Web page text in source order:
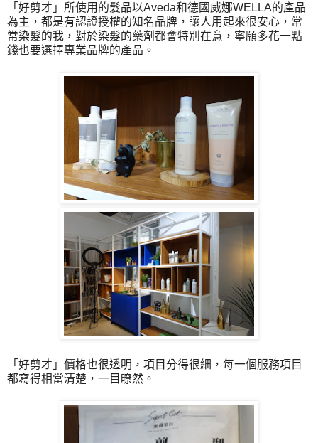
「 好剪才 」所使用的髮品以Aveda和德國威娜WELLA的產品
為主，都是有認證授權的知名品牌，讓人用起來很安心，常
常染髮的我，對於染髮的藥劑都會特別在意，寧願多花一點
錢也要選擇專業品牌的產品。
「 好剪才 」 價格也很透明，項目分得很細，每一個服務項目
都寫得相當清楚，一目暸然。